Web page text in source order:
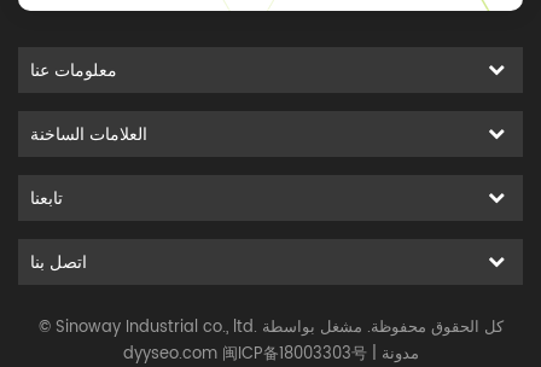
معلومات عنا
العلامات الساخنة
تابعنا
اتصل بنا
© Sinoway Industrial co., ltd. كل الحقوق محفوظة. مشغل بواسطة
dyyseo.com 闽ICP备18003303号| مدونة